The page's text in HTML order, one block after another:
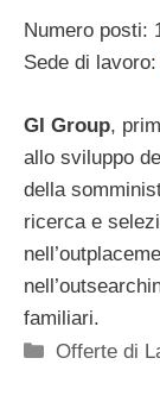
Numero posti:
Sede di lavoro:
GI Group,
allo sviluppo
della
ricerca e
familiari.
Categorie
Offerte di